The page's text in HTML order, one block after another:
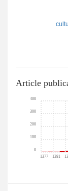
Article
1377 1381
0
100
200
300
400